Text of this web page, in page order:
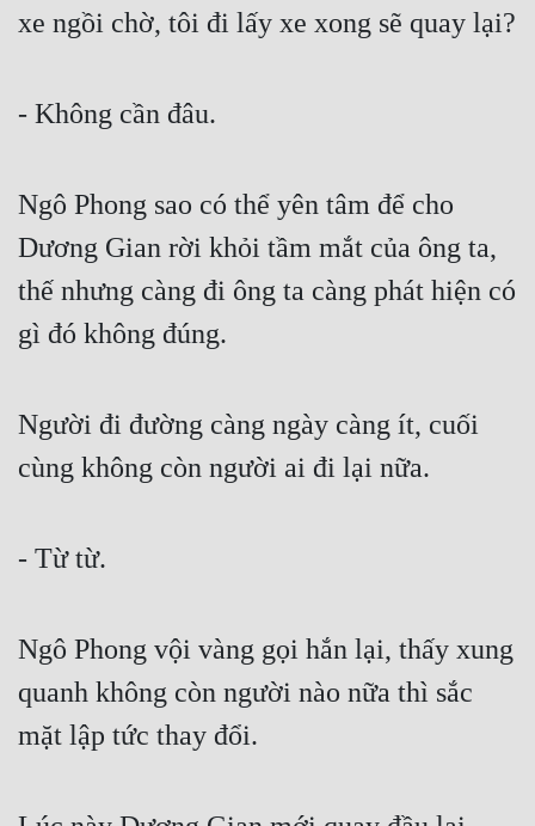
Tiên Hiệp
Trinh Thám
Trùng Sinh
Tội Phạm
Vô Địch
Võng Du
Xuyên Nhanh
Xuyên Sách
Xuyên Thư
xe ngồi chờ, tôi đi lấy xe xong sẽ quay lại?
- Không cần đâu.
Ngô Phong sao có thể yên tâm để cho
Dương Gian rời khỏi tầm mắt của ông ta,
thế nhưng càng đi ông ta càng phát hiện có
gì đó không đúng.
Người đi đường càng ngày càng ít, cuối
cùng không còn người ai đi lại nữa.
- Từ từ.
Ngô Phong vội vàng gọi hắn lại, thấy xung
quanh không còn người nào nữa thì sắc
mặt lập tức thay đổi.